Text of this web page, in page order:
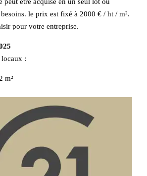
le prix est fixé à 2000 € / ht / m².
pour votre entreprise.
locaux :
m²